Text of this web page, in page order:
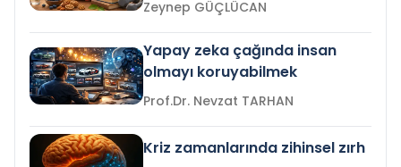
Zeynep GÜÇLÜCAN
Yapay zeka çağında insan
olmayı koruyabilmek
Prof.Dr. Nevzat TARHAN
Kriz zamanlarında zihinsel zırh